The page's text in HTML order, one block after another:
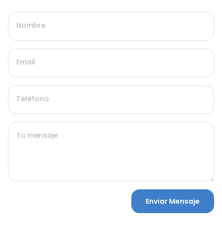
Nombre
Email
Teléfono
Tu mensaje
Enviar Mensaje